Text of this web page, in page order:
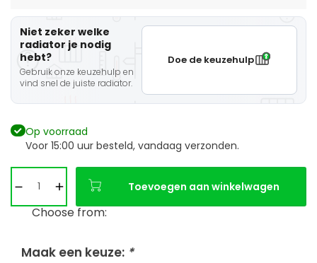
Niet zeker welke
radiator je nodig
hebt?
Gebruik onze keuzehulp en
vind snel de juiste radiator.
Doe de keuzehulp
Op voorraad
Voor 15:00 uur besteld, vandaag verzonden.
Toevoegen aan winkelwagen
Choose from:
Maak een keuze: *